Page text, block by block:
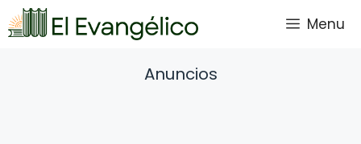
Saltar
al
Menu
Anuncios